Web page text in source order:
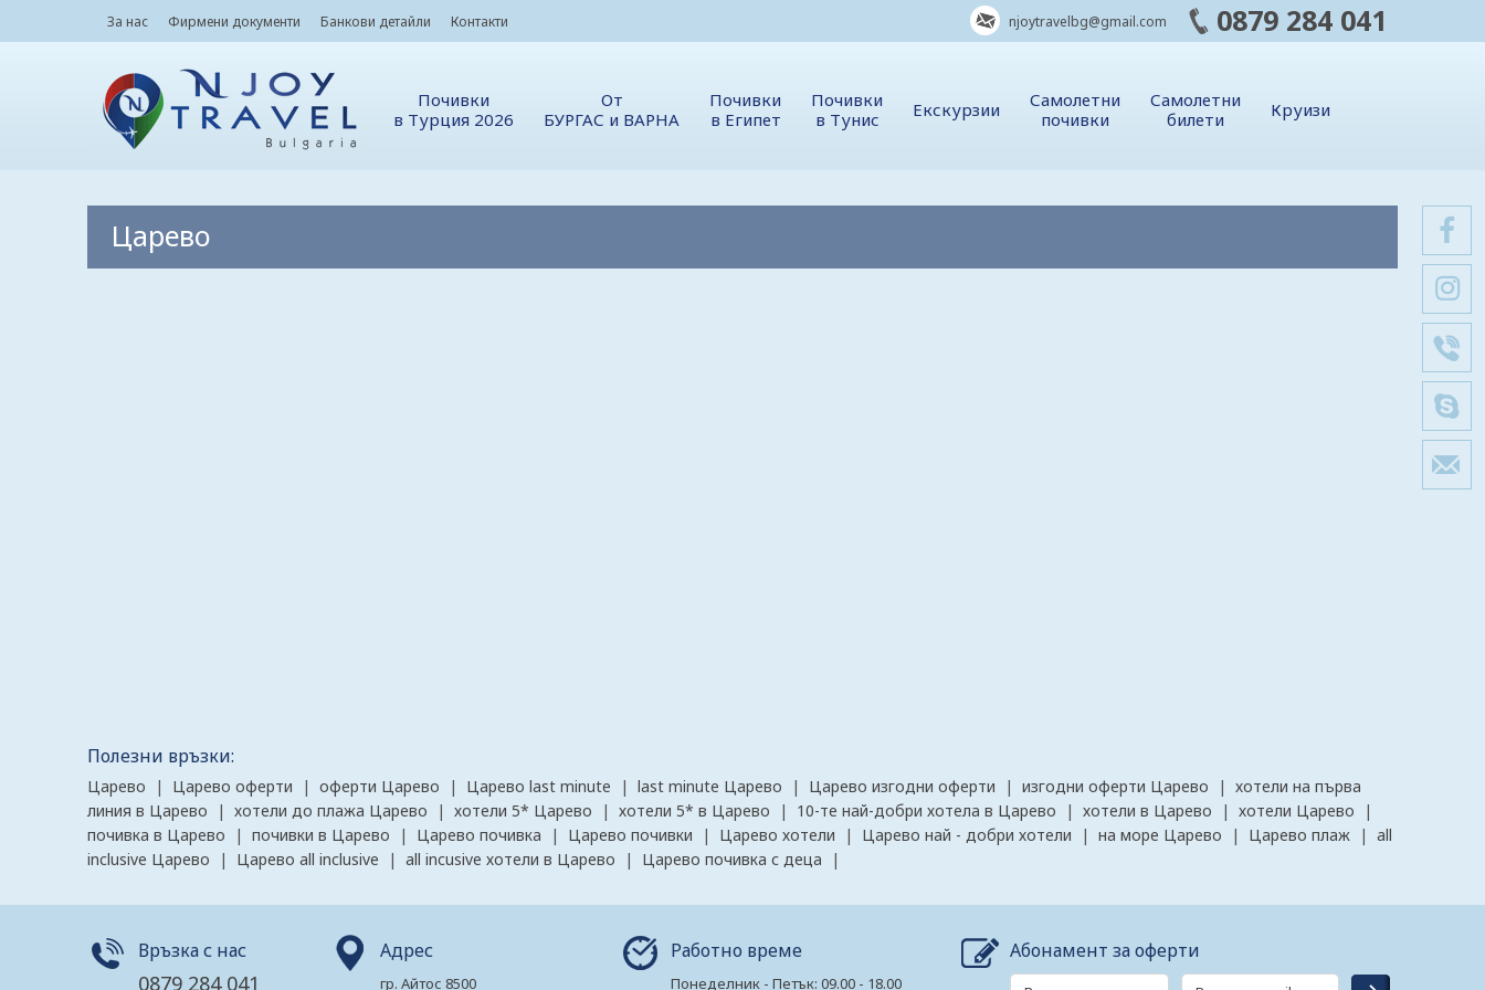
За нас Фирмени документи Банкови детайли Контакти 0879 284 041
njoytravelbg@gmail.com
Почивки
в Турция 2026
От
БУРГАС и ВАРНА
Почивки
в Египет
Почивки
в Тунис
Екскурзии
Самолетни
почивки
Самолетни
билети
Круизи
Царево
Полезни връзки:
Царево | Царево оферти | оферти Царево | Царево last minute | last minute Царево | Царево изгодни оферти | изгодни оферти Царево | хотели на първа
линия в Царево | хотели до плажа Царево | хотели 5* Царево | хотели 5* в Царево | 10-те най-добри хотела в Царево | хотели в Царево | хотели Царево |
почивка в Царево | почивки в Царево | Царево почивка | Царево почивки | Царево хотели | Царево най - добри хотели | на море Царево | Царево плаж | all
inclusive Царево | Царево all inclusive | all incusive хотели в Царево | Царево почивка с деца |
Връзка с нас
0879 284 041
Адрес
гр. Айтос 8500
Работно време
Понеделник - Петък: 09.00 - 18.00
Абонамент за оферти